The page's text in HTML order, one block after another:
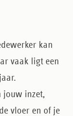
kan
vaak ligt een
jouw inzet,
vloer en of je